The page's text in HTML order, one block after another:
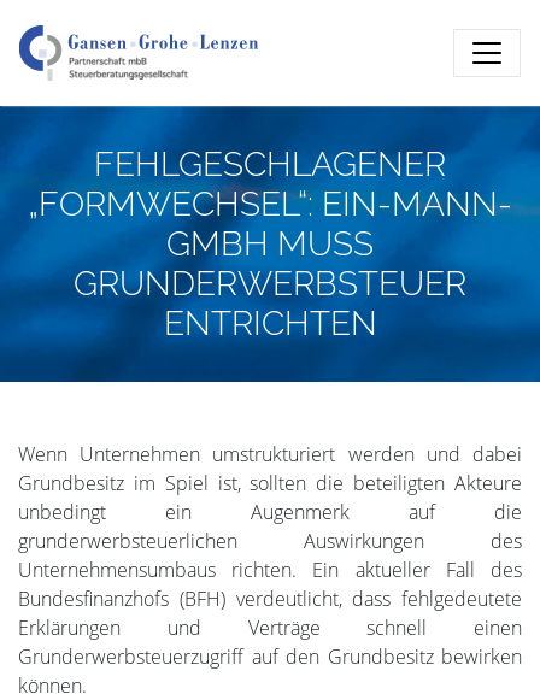
FEHLGESCHLAGENER
„FORMWECHSEL“: EIN-MANN-
GMBH MUSS
GRUNDERWERBSTEUER
ENTRICHTEN
Wenn Unternehmen umstrukturiert werden und dabei
Grundbesitz im Spiel ist, sollten die beteiligten Akteure
unbedingt ein Augenmerk auf die
grunderwerbsteuerlichen Auswirkungen des
Unternehmensumbaus richten. Ein aktueller Fall des
Bundesfinanzhofs (BFH) verdeutlicht, dass fehlgedeutete
Erklärungen und Verträge schnell einen
Grunderwerbsteuerzugriff auf den Grundbesitz bewirken
können.